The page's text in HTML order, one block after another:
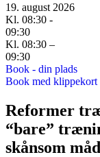
19. august 2026
Kl. 08:30 -
09:30
Kl. 08:30 –
09:30
Book - din plads
Book med klippekort
Reformer
“bare”
skånsom